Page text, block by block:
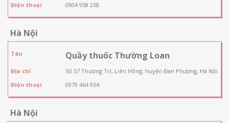
Điện thoại
0904 958 238
Hà Nội
Tên Quầy thuốc Thường Loan
Địa chỉ
Số 57 Thương Trì, Liên Hồng, huyện Đan Phượng, Hà Nội
Điện thoại
0979 464 934
Hà Nội